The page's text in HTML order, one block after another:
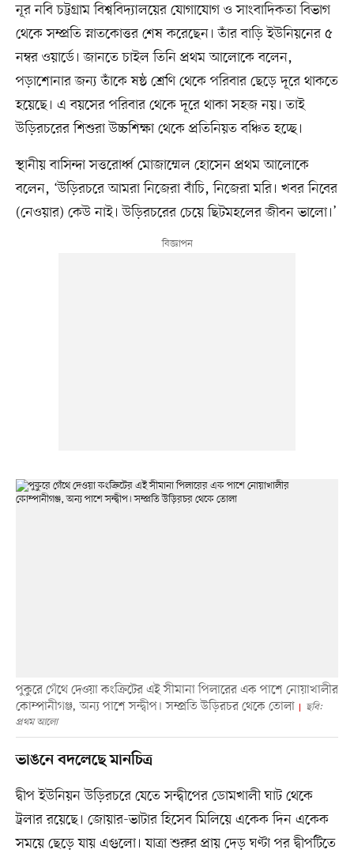
নূর নবি চট্টগ্রাম বিশ্ববিদ্যালয়ের যোগাযোগ ও সাংবাদিকতা বিভাগ
থেকে সম্প্রতি স্নাতকোত্তর শেষ করেছেন। তাঁর বাড়ি ইউনিয়নের ৫
নম্বর ওয়ার্ডে। জানতে চাইল তিনি প্রথম আলোকে বলেন,
পড়াশোনার জন্য তাঁকে ষষ্ঠ শ্রেণি থেকে পরিবার ছেড়ে দূরে থাকতে
হয়েছে। এ বয়সের পরিবার থেকে দূরে থাকা সহজ নয়। তাই
উড়িরচরের শিশুরা উচ্চশিক্ষা থেকে প্রতিনিয়ত বঞ্চিত হচ্ছে।
স্থানীয় বাসিন্দা সত্তরোর্ধ্ব মোজাম্মেল হোসেন প্রথম আলোকে
বলেন, ‘উড়িরচরে আমরা নিজেরা বাঁচি, নিজেরা মরি। খবর নিবের
(নেওয়ার) কেউ নাই। উড়িরচরের চেয়ে ছিটমহলের জীবন ভালো।’
পুকুরে গেঁথে দেওয়া কংক্রিটের এই সীমানা পিলারের এক পাশে নোয়াখালীর
কোম্পানীগঞ্জ, অন্য পাশে সন্দ্বীপ। সম্প্রতি উড়িরচর থেকে তোলা
ছবি:
প্রথম আলো
ভাঙনে বদলেছে মানচিত্র
দ্বীপ ইউনিয়ন উড়িরচরে যেতে সন্দ্বীপের ডোমখালী ঘাট থেকে
ট্রলার রয়েছে। জোয়ার-ভাটার হিসেব মিলিয়ে একেক দিন একেক
সময়ে ছেড়ে যায় এগুলো। যাত্রা শুরুর প্রায় দেড় ঘণ্টা পর দ্বীপটিতে